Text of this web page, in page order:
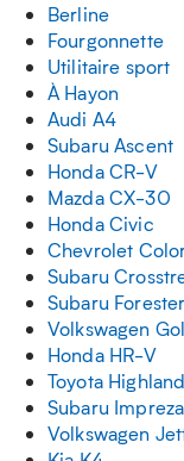
Berline
Fourgonnette
Utilitaire sport
À Hayon
Audi A4
Subaru Ascent
Honda CR-V
Mazda CX-30
Honda Civic
Chevrolet
Subaru
Subaru Forester
Volkswagen
Honda HR-V
Toyota
Subaru Impreza
Volkswagen